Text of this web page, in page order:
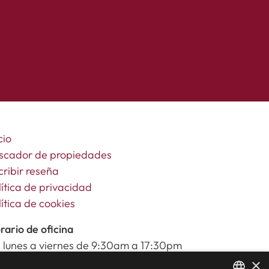
de propiedades
reseña
de privacidad
de cookies
de oficina
lunes a viernes de 9:30am a 17:30pm
×